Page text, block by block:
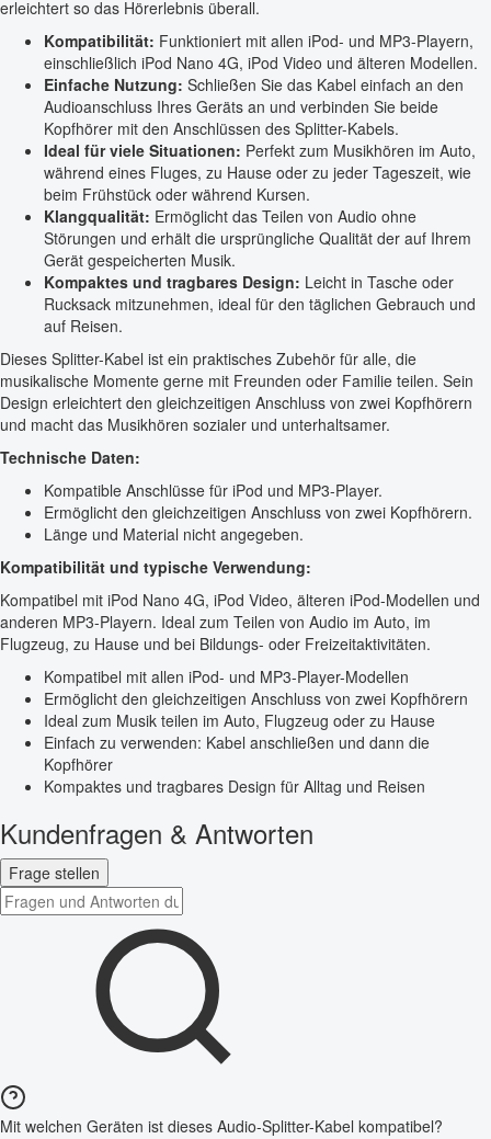
erleichtert so das Hörerlebnis überall.
Kompatibilität: Funktioniert mit allen iPod- und MP3-Playern,
einschließlich iPod Nano 4G, iPod Video und älteren Modellen.
Einfache Nutzung: Schließen Sie das Kabel einfach an den
Audioanschluss Ihres Geräts an und verbinden Sie beide
Kopfhörer mit den Anschlüssen des Splitter-Kabels.
Ideal für viele Situationen: Perfekt zum Musikhören im Auto,
während eines Fluges, zu Hause oder zu jeder Tageszeit, wie
beim Frühstück oder während Kursen.
Klangqualität: Ermöglicht das Teilen von Audio ohne
Störungen und erhält die ursprüngliche Qualität der auf Ihrem
Gerät gespeicherten Musik.
Kompaktes und tragbares Design: Leicht in Tasche oder
Rucksack mitzunehmen, ideal für den täglichen Gebrauch und
auf Reisen.
Dieses Splitter-Kabel ist ein praktisches Zubehör für alle, die
musikalische Momente gerne mit Freunden oder Familie teilen. Sein
Design erleichtert den gleichzeitigen Anschluss von zwei Kopfhörern
und macht das Musikhören sozialer und unterhaltsamer.
Technische Daten:
Kompatible Anschlüsse für iPod und MP3-Player.
Ermöglicht den gleichzeitigen Anschluss von zwei Kopfhörern.
Länge und Material nicht angegeben.
Kompatibilität und typische Verwendung:
Kompatibel mit iPod Nano 4G, iPod Video, älteren iPod-Modellen und
anderen MP3-Playern. Ideal zum Teilen von Audio im Auto, im
Flugzeug, zu Hause und bei Bildungs- oder Freizeitaktivitäten.
Kompatibel mit allen iPod- und MP3-Player-Modellen
Ermöglicht den gleichzeitigen Anschluss von zwei Kopfhörern
Ideal zum Musik teilen im Auto, Flugzeug oder zu Hause
Einfach zu verwenden: Kabel anschließen und dann die
Kopfhörer
Kompaktes und tragbares Design für Alltag und Reisen
Kundenfragen & Antworten
Frage stellen
Mit welchen Geräten ist dieses Audio-Splitter-Kabel kompatibel?